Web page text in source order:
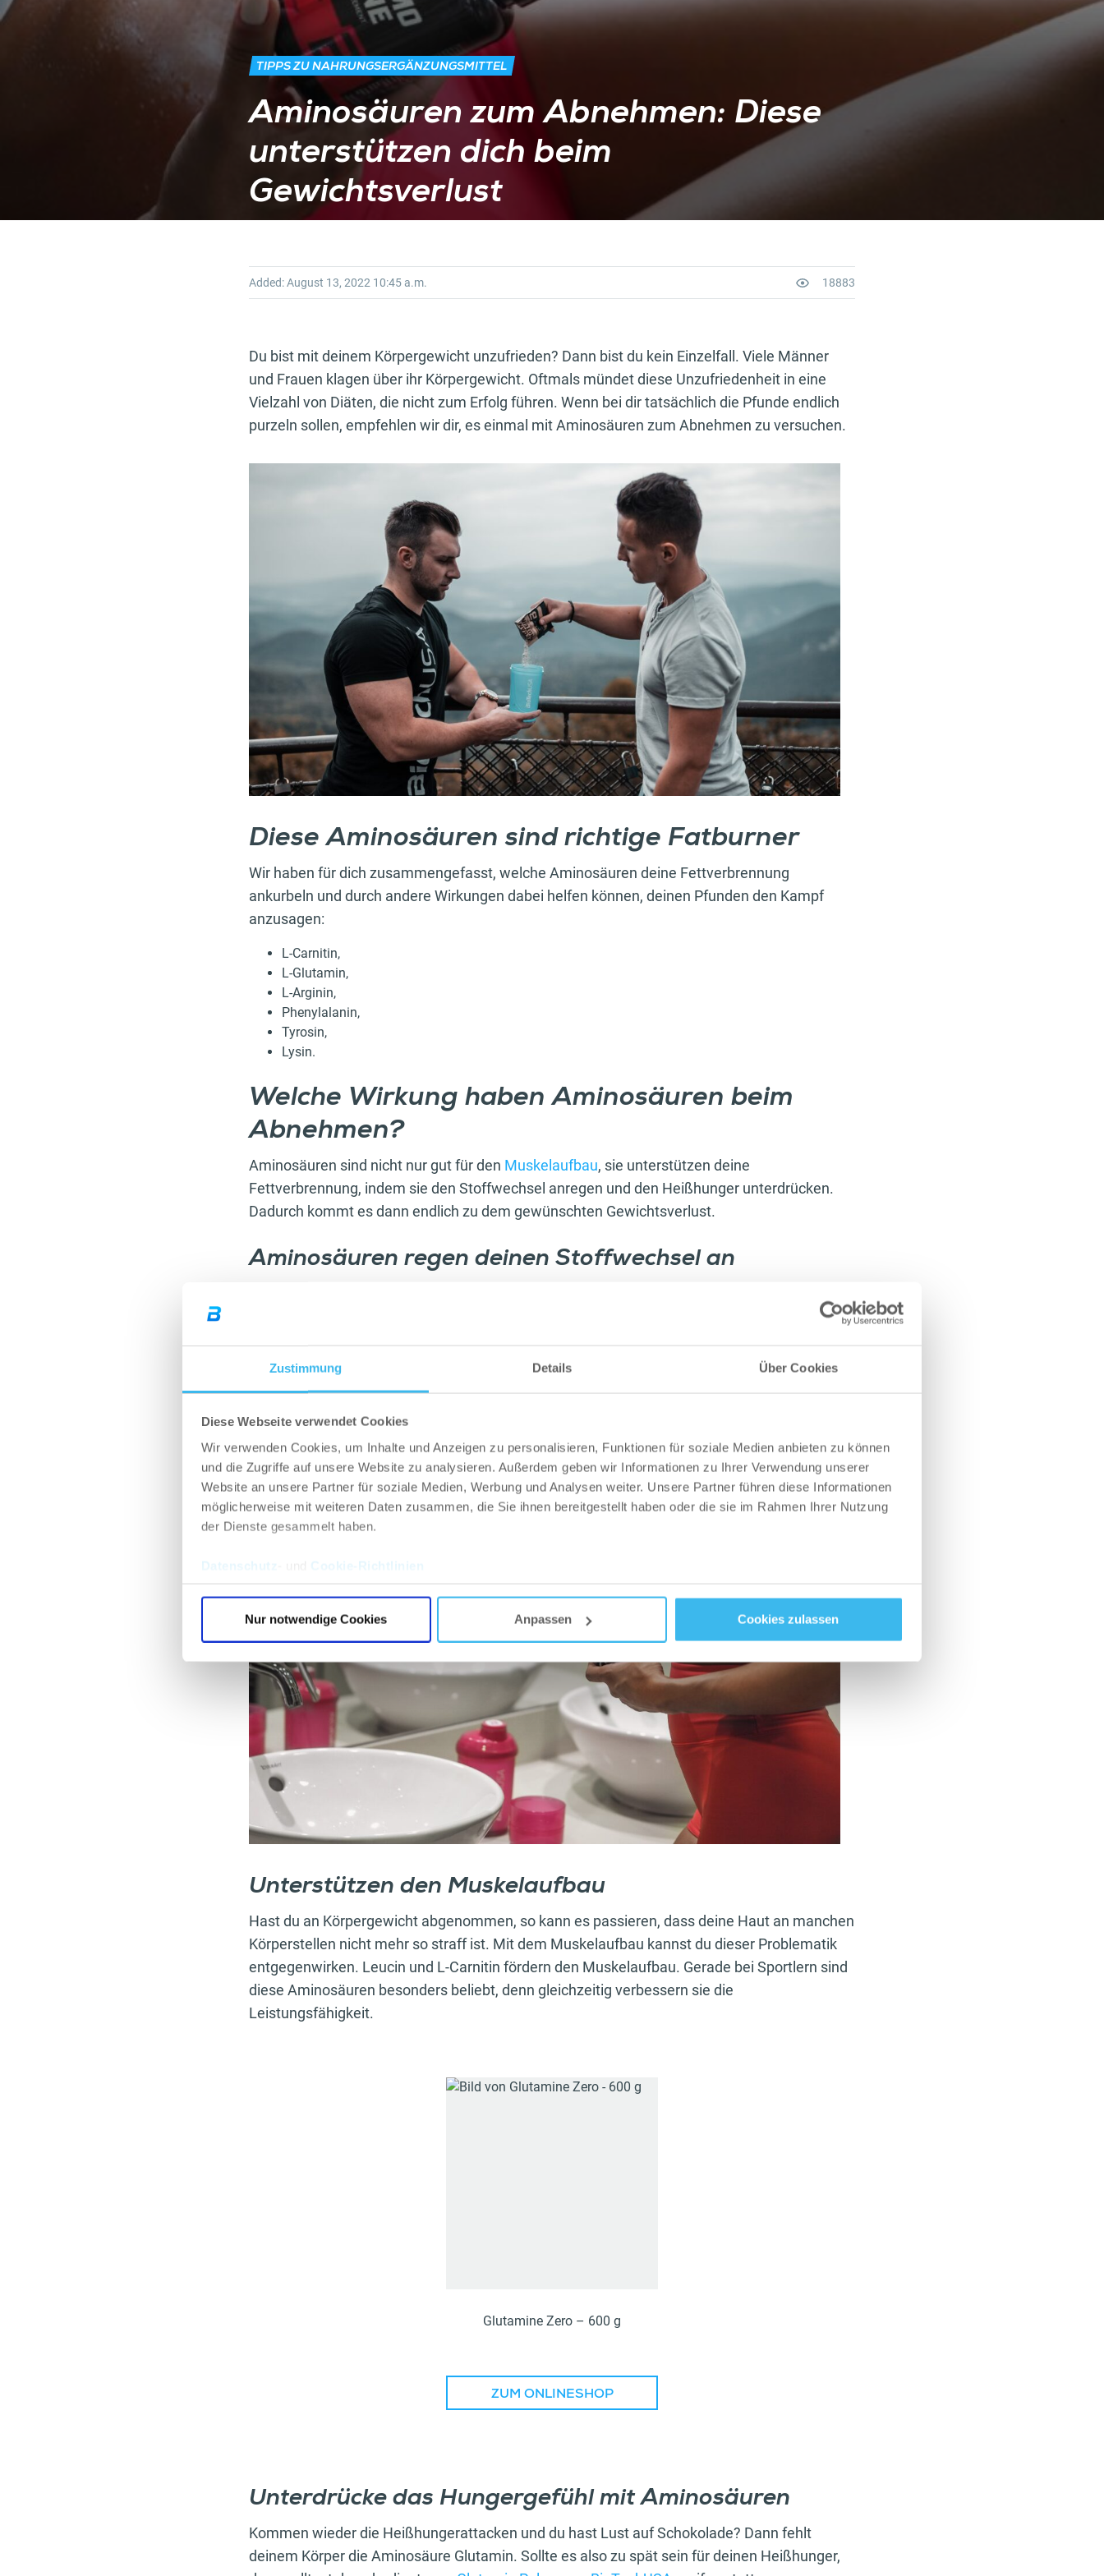
Zustimmung Details Über Cookies
Diese Webseite verwendet Cookies
Wir verwenden Cookies, um Inhalte und Anzeigen zu personalisieren, Funktionen für soziale Medien anbieten zu können
und die Zugriffe auf unsere Website zu analysieren. Außerdem geben wir Informationen zu Ihrer Verwendung unserer
Website an unsere Partner für soziale Medien, Werbung und Analysen weiter. Unsere Partner führen diese Informationen
möglicherweise mit weiteren Daten zusammen, die Sie ihnen bereitgestellt haben oder die sie im Rahmen Ihrer Nutzung
der Dienste gesammelt haben.
Datenschutz Cookie-Richtlinien
Nur notwendige Cookies Anpassen Cookies zulassen
TIPPS ZU NAHRUNGSERGÄNZUNGSMITTEL
Aminosäuren zum Abnehmen: Diese
unterstützen dich beim
Gewichtsverlust
Added:August 13, 2022 10:45 a.m. 18883
Du bist mit deinem Körpergewicht unzufrieden? Dann bist du kein Einzelfall. Viele Männer
und Frauen klagen über ihr Körpergewicht. Oftmals mündet diese Unzufriedenheit in eine
Vielzahl von Diäten, die nicht zum Erfolg führen. Wenn bei dir tatsächlich die Pfunde endlich
purzeln sollen, empfehlen wir dir, es einmal mit Aminosäuren zum Abnehmen zu versuchen.
Diese Aminosäuren sind richtige Fatburner
Wir haben für dich zusammengefasst, welche Aminosäuren deine Fettverbrennung
ankurbeln und durch andere Wirkungen dabei helfen können, deinen Pfunden den Kampf
anzusagen:
L-Carnitin,
L-Glutamin,
L-Arginin,
Phenylalanin,
Tyrosin,
Lysin.
Welche Wirkung haben Aminosäuren beim
Abnehmen?
Aminosäuren sind nicht nur gut für den Muskelaufbau, sie unterstützen deine
Fettverbrennung, indem sie den Stoffwechsel anregen und den Heißhunger unterdrücken.
Dadurch kommt es dann endlich zu dem gewünschten Gewichtsverlust.
Aminosäuren regen deinen Stoffwechsel an
mit Aminosäuren in Gang.
Unterstützen den Muskelaufbau
Hast du an Körpergewicht abgenommen, so kann es passieren, dass deine Haut an manchen
Körperstellen nicht mehr so straff ist. Mit dem Muskelaufbau kannst du dieser Problematik
entgegenwirken. Leucin und L-Carnitin fördern den Muskelaufbau. Gerade bei Sportlern sind
diese Aminosäuren besonders beliebt, denn gleichzeitig verbessern sie die
Leistungsfähigkeit.
Glutamine Zero – 600 g
ZUM ONLINESHOP
Unterdrücke das Hungergefühl mit Aminosäuren
Kommen wieder die Heißhungerattacken und du hast Lust auf Schokolade? Dann fehlt
deinem Körper die Aminosäure Glutamin. Sollte es also zu spät sein für deinen Heißhunger,